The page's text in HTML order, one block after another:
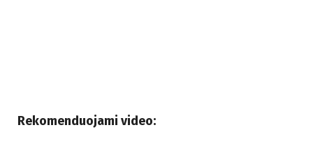
Rekomenduojami video: